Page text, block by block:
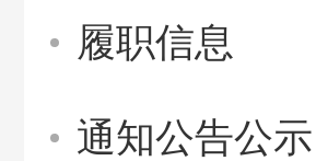
履职信息
通知公告公示